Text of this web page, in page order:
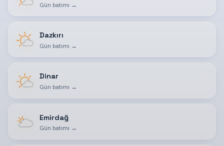
Gün batımı →
Dazkırı
Gün batımı →
Dinar
Gün batımı →
Emirdağ
Gün batımı →